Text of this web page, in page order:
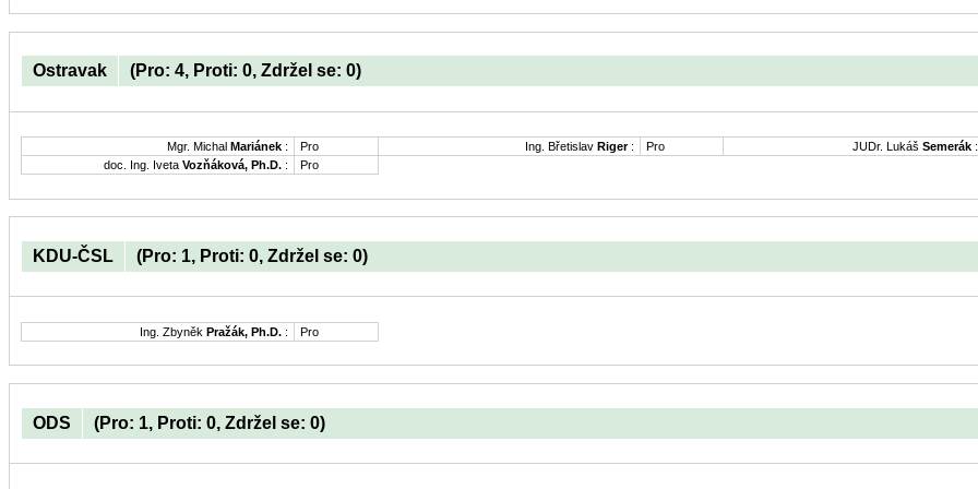
Ostravak (Pro: 4, Proti: 0, Zdržel se: 0)
Mgr. Michal Mariánek : Pro Ing. Břetislav Riger: Pro JUDr. Lukáš Semerák :
doc. Ing. Iveta Vozňáková, Ph.D. : Pro
KDU-ČSL (Pro: 1, Proti: 0, Zdržel se: 0)
Ing. Zbyněk Pražák, Ph.D. : Pro
ODS (Pro: 1, Proti: 0, Zdržel se: 0)